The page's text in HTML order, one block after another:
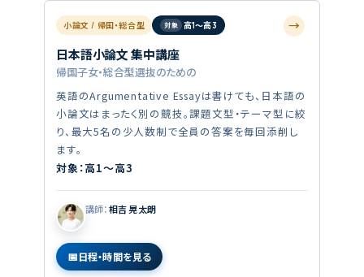
→
小論文 / 帰国・総合型 高1〜高3
日本語小論文 集中講座
帰国子女・総合型選抜のための
英語のArgumentative Essayは書けても、日本語の
小論文はまったく別の競技。課題文型・テーマ型に絞
り、最大5名の少人数制で全員の答案を毎回添削し
ます。
対象：高1〜高3
講師： 相吉 晃太朗
日程・時間を見る